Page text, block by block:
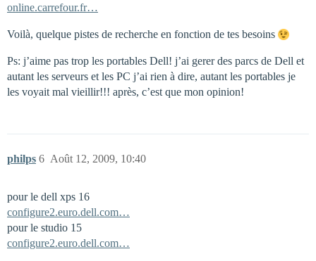
online.carrefour.fr…
Voilà, quelque pistes de recherche en fonction de tes besoins
Ps: j’aime pas trop les portables Dell! j’ai gerer des parcs de Dell et
autant les serveurs et les PC j’ai rien à dire, autant les portables je
les voyait mal vieillir!!! après, c’est que mon opinion!
philps Août 12, 2009, 10:40
6
pour le dell xps 16
configure2.euro.dell.com…
pour le studio 15
configure2.euro.dell.com…